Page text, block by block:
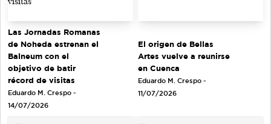
Las Jornadas Romanas
de Noheda estrenan el
Balneum con el
objetivo de batir
récord de visitas
Eduardo M. Crespo -
14/07/2026
El origen de Bellas
Artes vuelve a reunirse
en Cuenca
Eduardo M. Crespo -
11/07/2026